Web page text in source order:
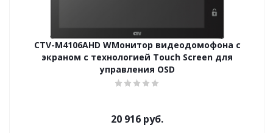
CTV-M4106AHD WМонитор видеодомофона с
экраном с технологией Touch Screen для
управления OSD
20 916 руб.